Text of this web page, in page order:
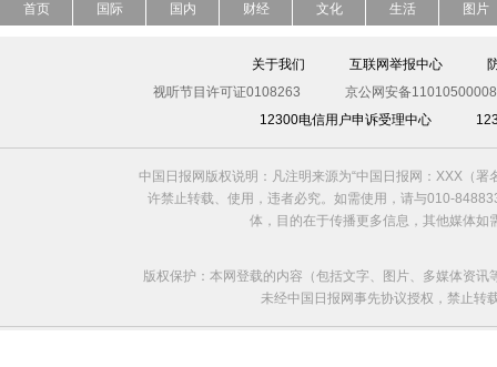
首页 国际 国内 财经 文化 生活 图片
关于我们 互联网举报中心
视听节目许可证0108263
京公网安备
12300电信用户申诉受理中心
中国日报网版权说明：凡注明来源为“中国日报网：XXX（
许禁止转载、使用，违者必究。如需使用，请与010-
体，目的在于传播更多信息，其他媒体
版权保护：本网登载的内容（包括文字、图片、多媒体资
未经中国日报网事先协议授权，禁止转